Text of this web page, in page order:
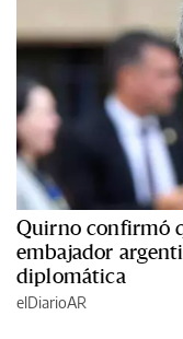
Quirno confirmó
embajador
diplomática
elDiarioAR